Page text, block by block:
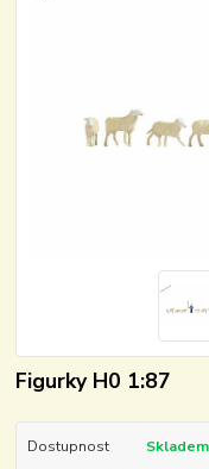
Figurky H0 1:87
Dostupnost